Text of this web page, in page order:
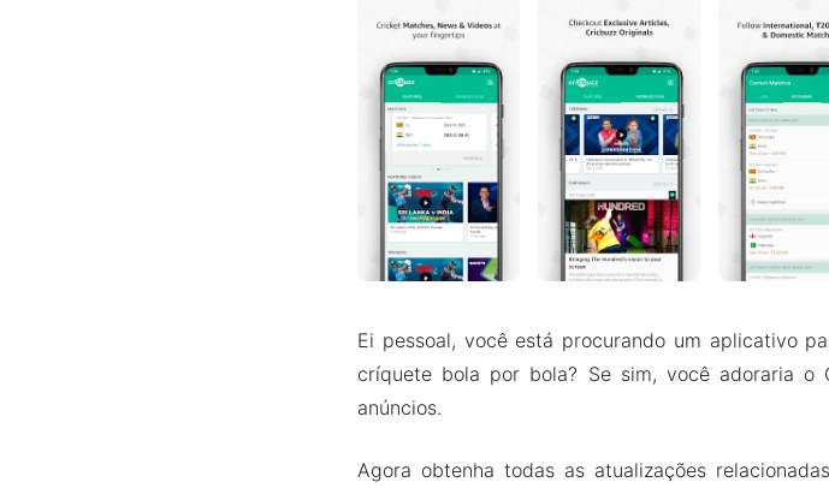
Ei pessoal, você está procurando um aplicativo
críquete bola por bola? Se sim, você adoraria o
anúncios.
Agora obtenha todas as atualizações